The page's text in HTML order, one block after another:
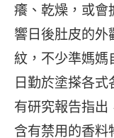
癢、乾燥，或會
響日後肚皮的外
紋，不少準媽媽
日勤於塗搽各
有研究報告指出
含有禁用的香料